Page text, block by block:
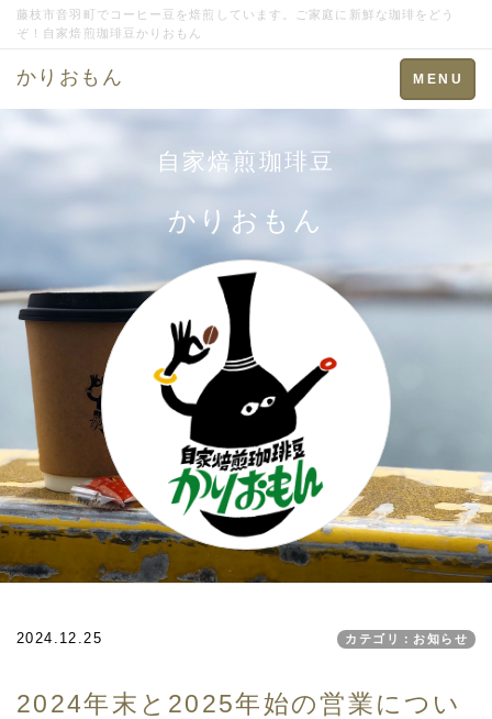
藤枝市音羽町でコーヒー豆を焙煎しています。ご家庭に新鮮な珈琲をどう
ぞ！自家焙煎珈琲豆かりおもん
Toggle
navigation
MENU
かりおもん
自家焙煎珈琲豆
かりおもん
2024.12.25 カテゴリ：お知らせ
2024年末と2025年始の営業につい